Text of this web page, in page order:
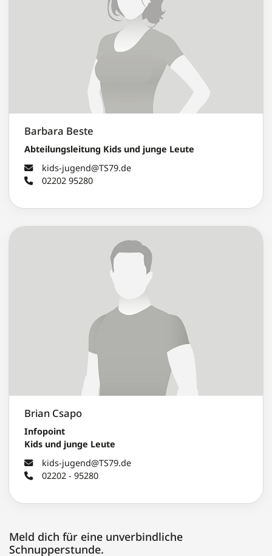
Barbara Beste
Abteilungsleitung Kids und junge Leute
kids-jugend@TS79.de
02202 95280
Brian Csapo
Infopoint
Kids und junge Leute
kids-jugend@TS79.de
02202 - 95280
Meld dich für eine unverbindliche
Schnupperstunde.